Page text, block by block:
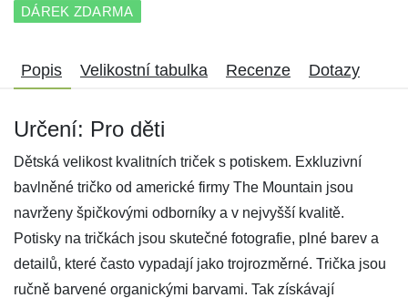
DÁREK ZDARMA
Popis Velikostní tabulka Recenze Dotazy
Určení: Pro děti
Dětská velikost kvalitních triček s potiskem. Exkluzivní
bavlněné tričko od americké firmy The Mountain jsou
navrženy špičkovými odborníky a v nejvyšší kvalitě.
Potisky na tričkách jsou skutečné fotografie, plné barev a
detailů, které často vypadají jako trojrozměrné. Trička jsou
ručně barvené organickými barvami. Tak získávají